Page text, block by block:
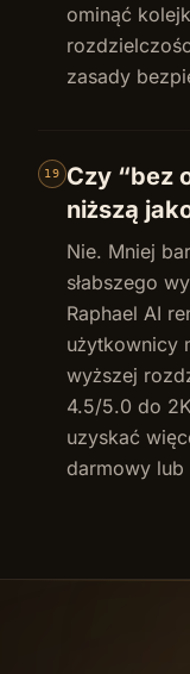
ominąć
zasady
19
Czy “bez
niższą
Nie. Mniej
słabszego
Raphael AI
użytkownicy
wyższej
4.5/5.0 do
uzyskać
darmowy lub